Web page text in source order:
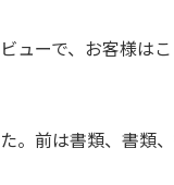
ューで、お客様は
。前は書類、書類